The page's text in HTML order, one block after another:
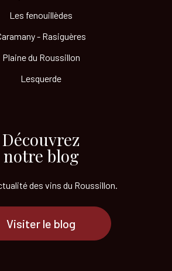
Les fenouillèdes
- Rasiguères
Plaine du Roussillon
Lesquerde
Découvrez
notre blog
des vins du Roussillon.
Visiter le blog